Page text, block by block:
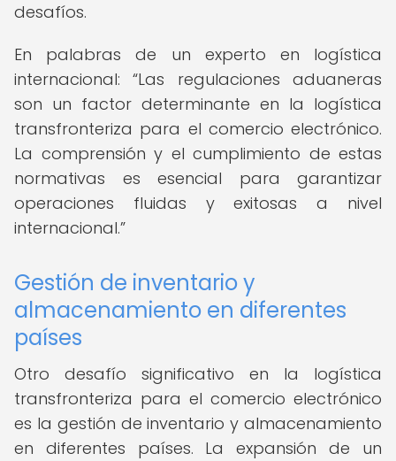
desafíos.
En palabras de un experto en logística
internacional: Las regulaciones aduaneras
son un factor determinante en la logística
transfronteriza para el comercio electrónico.
La comprensión y el cumplimiento de estas
normativas es esencial para garantizar
operaciones fluidas y exitosas a nivel
internacional.
Gestión de inventario y
almacenamiento en diferentes
países
Otro desafío significativo en la logística
transfronteriza para el comercio electrónico
es la gestión de inventario y almacenamiento
en diferentes países. La expansión de un